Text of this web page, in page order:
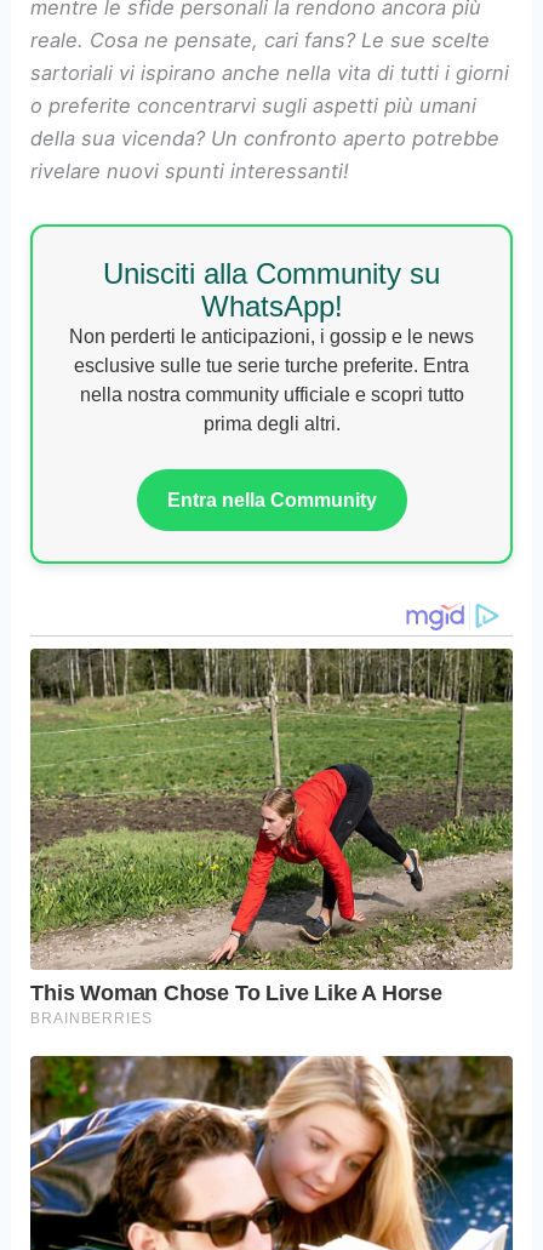
mentre le sfide personali la rendono ancora più
reale. Cosa ne pensate, cari fans? Le sue scelte
sartoriali vi ispirano anche nella vita di tutti i giorni
o preferite concentrarvi sugli aspetti più umani
della sua vicenda? Un confronto aperto potrebbe
rivelare nuovi spunti interessanti!
Unisciti alla Community su
WhatsApp!
Non perderti le anticipazioni, i gossip e le news
esclusive sulle tue serie turche preferite. Entra
nella nostra community ufficiale e scopri tutto
prima degli altri.
Entra nella Community